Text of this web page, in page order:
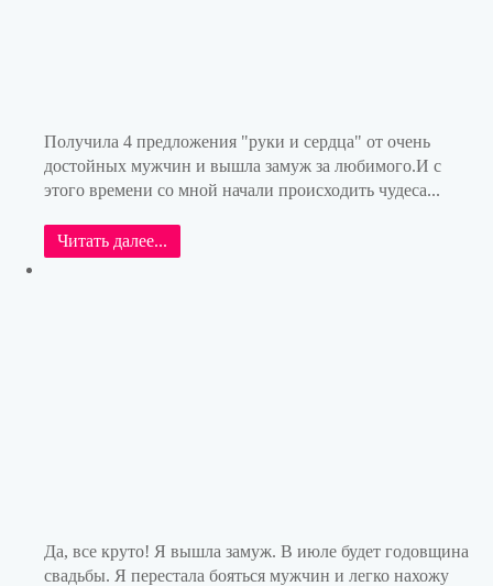
Получила 4 предложения "руки и сердца" от очень
достойных мужчин и вышла замуж за любимого.И с
этого времени со мной начали происходить чудеса...
Читать далее...
Да, все круто! Я вышла замуж. В июле будет годовщина
свадьбы. Я перестала бояться мужчин и легко нахожу